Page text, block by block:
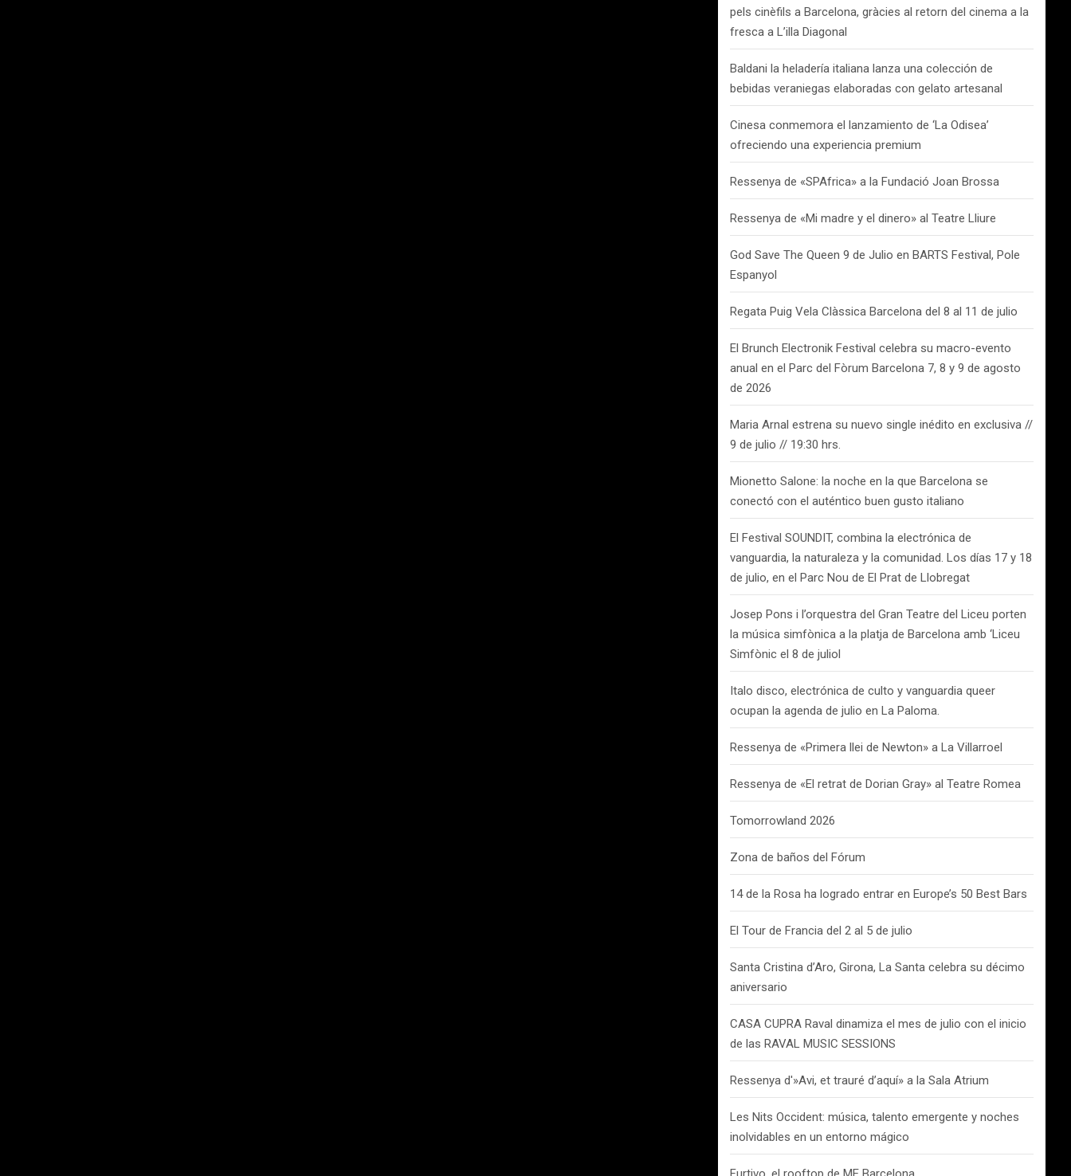
pels cinèfils a Barcelona, gràcies al retorn del cinema a la
fresca a L’illa Diagonal
Baldani la heladería italiana lanza una colección de
bebidas veraniegas elaboradas con gelato artesanal
Cinesa conmemora el lanzamiento de ‘La Odisea’
ofreciendo una experiencia premium
Ressenya de «SPAfrica» a la Fundació Joan Brossa
Ressenya de «Mi madre y el dinero» al Teatre Lliure
God Save The Queen 9 de Julio en BARTS Festival, Pole
Espanyol
Regata Puig Vela Clàssica Barcelona del 8 al 11 de julio
El Brunch Electronik Festival celebra su macro-evento
anual en el Parc del Fòrum Barcelona 7, 8 y 9 de agosto
de 2026
Maria Arnal estrena su nuevo single inédito en exclusiva //
9 de julio // 19:30 hrs.
Mionetto Salone: la noche en la que Barcelona se
conectó con el auténtico buen gusto italiano
El Festival SOUNDIT, combina la electrónica de
vanguardia, la naturaleza y la comunidad. Los días 17 y 18
de julio, en el Parc Nou de El Prat de Llobregat
Josep Pons i l’orquestra del Gran Teatre del Liceu porten
la música simfònica a la platja de Barcelona amb ‘Liceu
Simfònic el 8 de juliol
Italo disco, electrónica de culto y vanguardia queer
ocupan la agenda de julio en La Paloma.
Ressenya de «Primera llei de Newton» a La Villarroel
Ressenya de «El retrat de Dorian Gray» al Teatre Romea
Tomorrowland 2026
Zona de baños del Fórum
14 de la Rosa ha logrado entrar en Europe’s 50 Best Bars
El Tour de Francia del 2 al 5 de julio
Santa Cristina d’Aro, Girona, La Santa celebra su décimo
aniversario
CASA CUPRA Raval dinamiza el mes de julio con el inicio
de las RAVAL MUSIC SESSIONS
Ressenya d'»Avi, et trauré d’aquí» a la Sala Atrium
Les Nits Occident: música, talento emergente y noches
inolvidables en un entorno mágico